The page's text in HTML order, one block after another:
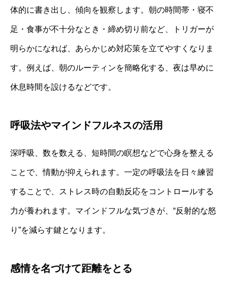
体的に書き出し、傾向を観察します。朝の時間帯・寝不
足・食事が不十分なとき・締め切り前など、トリガーが
明らかになれば、あらかじめ対応策を立てやすくなりま
す。例えば、朝のルーティンを簡略化する、夜は早めに
休息時間を設けるなどです。
呼吸法やマインドフルネスの活用
深呼吸、数を数える、短時間の瞑想などで心身を整える
ことで、情動が抑えられます。一定の呼吸法を日々練習
することで、ストレス時の自動反応をコントロールする
力が養われます。マインドフルな気づきが、“反射的な怒
り”を減らす鍵となります。
感情を名づけて距離をとる